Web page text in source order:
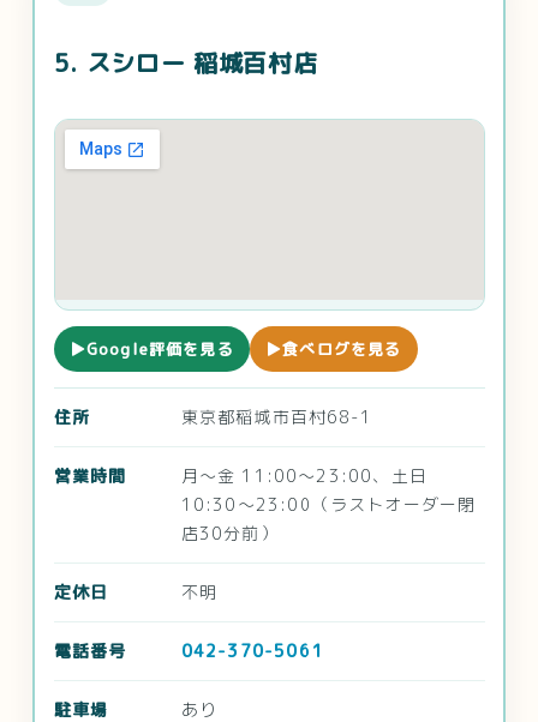
5. スシロー 稲城百村店
▶Google評価を見る ▶食べログを見る
住所 東京都稲城市百村68-1
営業時間
月～金 11:00～23:00、土日
10:30～23:00（ラストオーダー閉
店30分前）
定休日 不明
電話番号 042-370-5061
駐車場 あり